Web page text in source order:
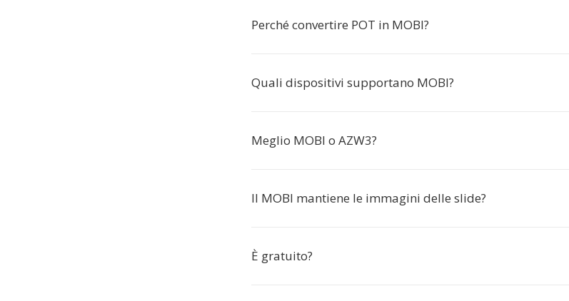
Perché convertire POT in MOBI?
Quali dispositivi supportano MOBI?
Meglio MOBI o AZW3?
Il MOBI mantiene le immagini delle slide?
È gratuito?